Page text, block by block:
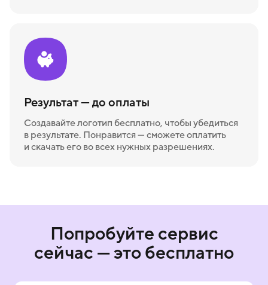
Результат — до оплаты
Создавайте логотип бесплатно, чтобы убедиться
в результате. Понравится — сможете оплатить
и скачать его во всех нужных разрешениях.
Попробуйте сервис
сейчас — это бесплатно